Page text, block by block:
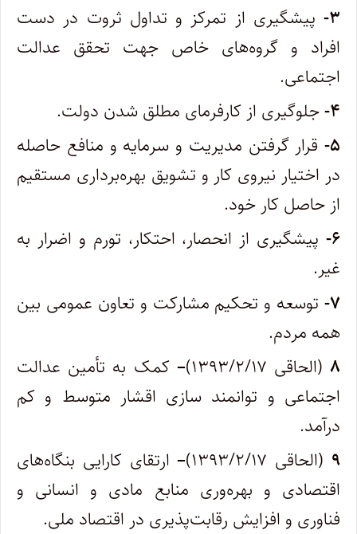
۳- پیشگیری از تمرکز و تداول ثروت در دست
افراد و گروه‌های خاص جهت تحقق عدالت
اجتماعی.
۴- جلوگیری از کارفرمای مطلق شدن دولت.
۵- قرار گرفتن مدیریت و سرمایه و منافع حاصله
در اختیار نیروی کار و تشویق بهره‌برداری مستقیم
از حاصل کار خود.
۶- پیشگیری از انحصار، احتکار، تورم و اضرار به
غیر.
۷- توسعه و تحکیم مشارکت و تعاون عمومی بین
همه مردم.
۸ (الحاقی ۱۳۹۳/۲/۱۷) – کمک به تأمین عدالت
اجتماعی و توانمند سازی اقشار متوسط و کم
درآمد.
۹ (الحاقی ۱۳۹۳/۲/۱۷) –ارتقای کارایی بنگاه‌های
اقتصادی و بهره‌وری منابع مادی و انسانی و
فناوری و افزایش رقابت‌پذیری در اقتصاد ملی.